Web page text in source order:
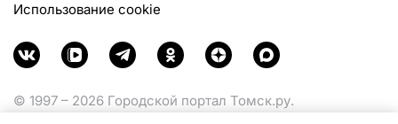
Использование cookie
© 1997 – 2026 Городской портал Томск.ру.